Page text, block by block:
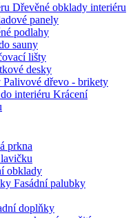
Dřevěné obklady interiéru
panely
podlahy
sauny
lišty
desky
Palivové dřevo - brikety
Krácení
prkna
obklady
Fasádní palubky
doplňky